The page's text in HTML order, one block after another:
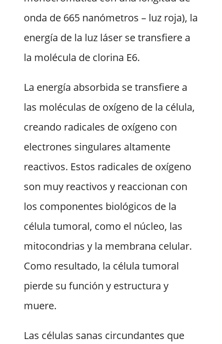
onda de 665 nanómetros – luz roja), la
energía de la luz láser se transfiere a
la molécula de clorina E6.
La energía absorbida se transfiere a
las moléculas de oxígeno de la célula,
creando radicales de oxígeno con
electrones singulares altamente
reactivos. Estos radicales de oxígeno
son muy reactivos y reaccionan con
los componentes biológicos de la
célula tumoral, como el núcleo, las
mitocondrias y la membrana celular.
Como resultado, la célula tumoral
pierde su función y estructura y
muere.
Las células sanas circundantes que